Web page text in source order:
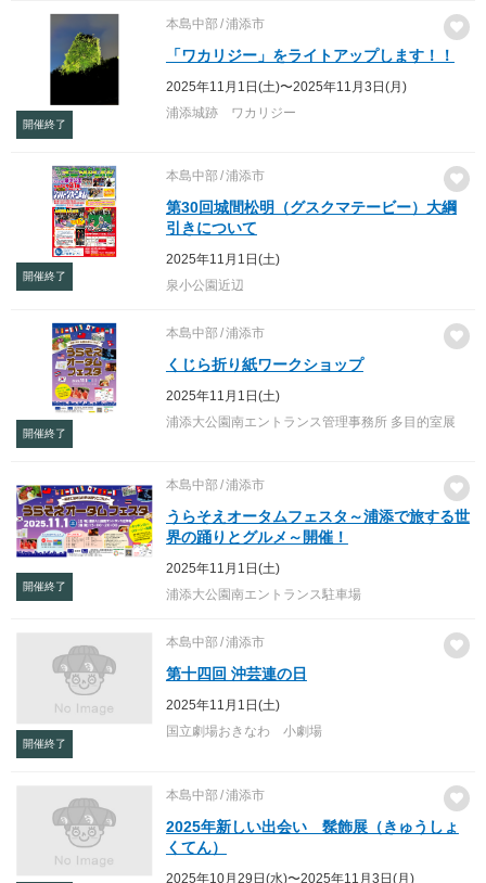
開催終了
本島中部 浦添市
「ワカリジー」をライトアップします！！
2025年11月1日(土)〜2025年11月3日(月)
浦添城跡 ワカリジー
開催終了
本島中部 浦添市
第30回城間松明（グスクマテービー）大綱
引きについて
2025年11月1日(土)
泉小公園近辺
開催終了
本島中部 浦添市
くじら折り紙ワークショップ
2025年11月1日(土)
浦添大公園南エントランス管理事務所 多目的室展
開催終了
本島中部 浦添市
うらそえオータムフェスタ～浦添で旅する世
界の踊りとグルメ～開催！
2025年11月1日(土)
浦添大公園南エントランス駐車場
開催終了
本島中部 浦添市
第十四回 沖芸連の日
2025年11月1日(土)
国立劇場おきなわ 小劇場
本島中部 浦添市
2025年新しい出会い 髹飾展（きゅうしょ
くてん）
2025年10月29日(水)〜2025年11月3日(月)